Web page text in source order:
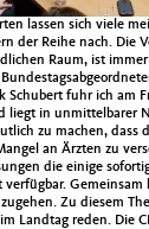
lassen sich viele
der Reihe nach. Die
Raum, ist
Schubert fuhr ich am
liegt in unmittelbarer
zu machen, dass
an Ärzten zu
die einige
verfügbar. Gemeinsam
Zu diesem
Landtag reden. Die